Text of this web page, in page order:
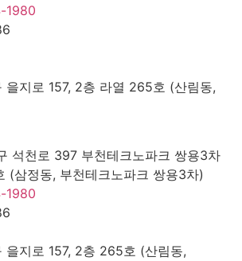
1980
을지로 157, 2층 라열 265호 (산림동,
석천로 397 부천테크노파크 쌍용3차
(삼정동, 부천테크노파크 쌍용3차)
1980
을지로 157, 2층 265호 (산림동,